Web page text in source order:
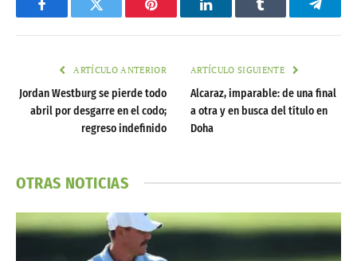
FacebookTwitter Pinterest LinkedInTumblr
ARTÍCULO ANTERIOR
Jordan Westburg se pierde todo
abril por desgarre en el codo;
regreso indefinido
ARTÍCULO SIGUIENTE
Alcaraz, imparable: de una final
a otra y en busca del título en
Doha
OTRAS NOTICIAS